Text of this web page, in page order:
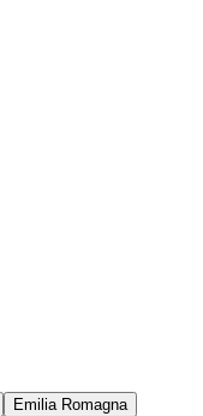
Emilia Romagna